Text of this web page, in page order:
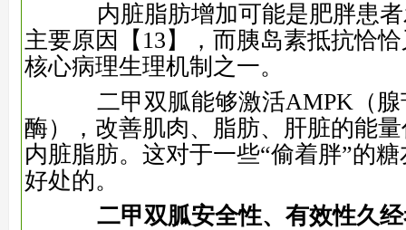
内脏脂肪增加可能是肥胖患者
主要原因
【13】
，而胰岛素抵抗恰
核心病理生理机制之一。
二甲双胍能够激活AMPK（腺
酶），改善肌肉、脂肪、肝脏的能
内脏脂肪。这对于一些“偷着胖”的
好处的。
二甲双胍安全性、有效性久